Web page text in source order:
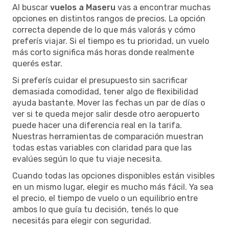
Al buscar vuelos a Maseru vas a encontrar muchas
opciones en distintos rangos de precios. La opción
correcta depende de lo que más valorás y cómo
preferís viajar. Si el tiempo es tu prioridad, un vuelo
más corto significa más horas donde realmente
querés estar.
Si preferís cuidar el presupuesto sin sacrificar
demasiada comodidad, tener algo de flexibilidad
ayuda bastante. Mover las fechas un par de días o
ver si te queda mejor salir desde otro aeropuerto
puede hacer una diferencia real en la tarifa.
Nuestras herramientas de comparación muestran
todas estas variables con claridad para que las
evalúes según lo que tu viaje necesita.
Cuando todas las opciones disponibles están visibles
en un mismo lugar, elegir es mucho más fácil. Ya sea
el precio, el tiempo de vuelo o un equilibrio entre
ambos lo que guía tu decisión, tenés lo que
necesitás para elegir con seguridad.